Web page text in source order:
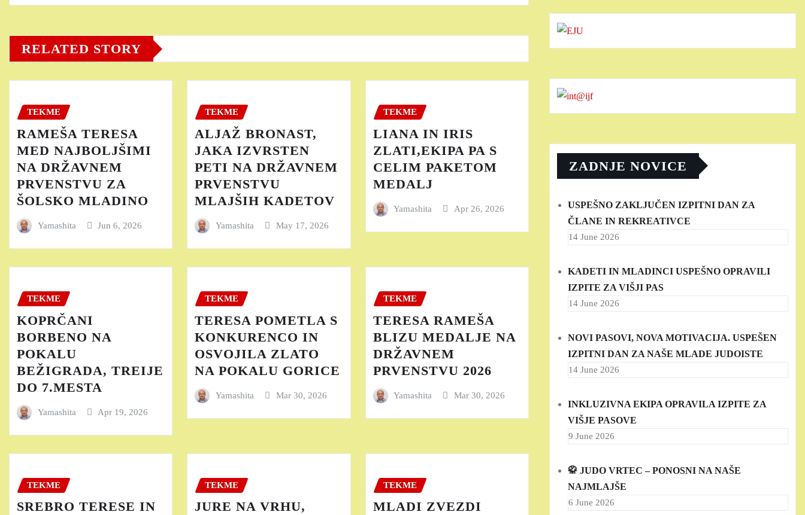
RELATED STORY
TEKME
RAMEŠA TERESA
MED NAJBOLJŠIMI
NA DRŽAVNEM
PRVENSTVU ZA
ŠOLSKO MLADINO
Yamashita Jun 6, 2026
TEKME
ALJAŽ BRONAST,
JAKA IZVRSTEN
PETI NA DRŽAVNEM
PRVENSTVU
MLAJŠIH KADETOV
Yamashita May 17, 2026
TEKME
LIANA IN IRIS
ZLATI,EKIPA PA S
CELIM PAKETOM
MEDALJ
Yamashita Apr 26, 2026
TEKME
KOPRČANI
BORBENO NA
POKALU
BEŽIGRADA, TREIJE
DO 7.MESTA
Yamashita Apr 19, 2026
TEKME
TERESA POMETLA S
KONKURENCO IN
OSVOJILA ZLATO
NA POKALU GORICE
Yamashita Mar 30, 2026
TEKME
TERESA RAMEŠA
BLIZU MEDALJE NA
DRŽAVNEM
PRVENSTVU 2026
Yamashita Mar 30, 2026
TEKME
SREBRO TERESE IN
TEKME
JURE NA VRHU,
TEKME
MLADI ZVEZDI
ZADNJE NOVICE
USPEŠNO ZAKLJUČEN IZPITNI DAN ZA
ČLANE IN REKREATIVCE
14 June 2026
KADETI IN MLADINCI USPEŠNO OPRAVILI
IZPITE ZA VIŠJI PAS
14 June 2026
NOVI PASOVI, NOVA MOTIVACIJA. USPEŠEN
IZPITNI DAN ZA NAŠE MLADE JUDOISTE
14 June 2026
INKLUZIVNA EKIPA OPRAVILA IZPITE ZA
VIŠJE PASOVE
9 June 2026
🥋 JUDO VRTEC – PONOSNI NA NAŠE
NAJMLAJŠE
6 June 2026